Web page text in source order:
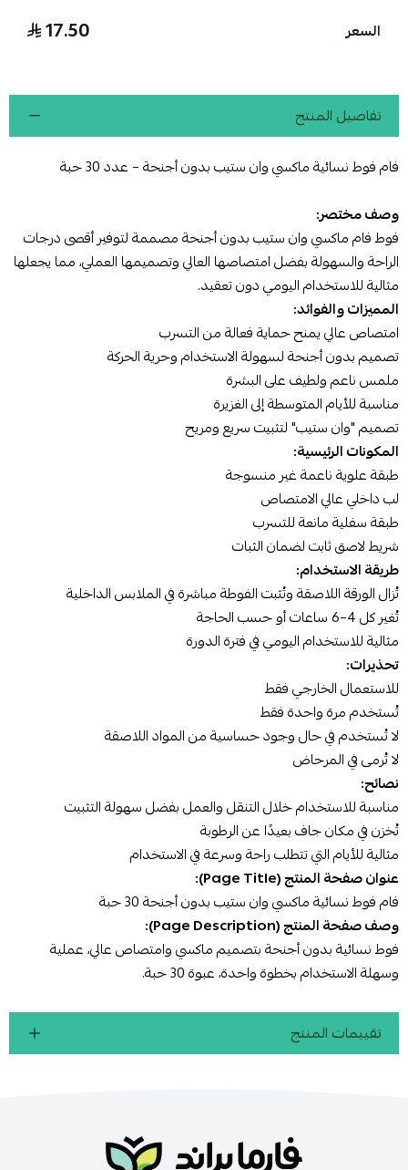
السعر 17.50
تفاصيل المنتج
فام فوط نسائية ماكسي وان ستيب بدون أجنحة – عدد 30 حبة
وصف مختصر:
فوط فام ماكسي وان ستيب بدون أجنحة مصممة لتوفير أقصى درجات
الراحة والسهولة بفضل امتصاصها العالي وتصميمها العملي، مما يجعلها
مثالية للاستخدام اليومي دون تعقيد.
المميزات والفوائد:
امتصاص عالي يمنح حماية فعالة من التسرب
تصميم بدون أجنحة لسهولة الاستخدام وحرية الحركة
ملمس ناعم ولطيف على البشرة
مناسبة للأيام المتوسطة إلى الغزيرة
تصميم "وان ستيب" لتثبيت سريع ومريح
المكونات الرئيسية:
طبقة علوية ناعمة غير منسوجة
لب داخلي عالي الامتصاص
طبقة سفلية مانعة للتسرب
شريط لاصق ثابت لضمان الثبات
طريقة الاستخدام:
تُزال الورقة اللاصقة وتُثبت الفوطة مباشرة في الملابس الداخلية
تُغير كل 4–6 ساعات أو حسب الحاجة
مثالية للاستخدام اليومي في فترة الدورة
تحذيرات:
للاستعمال الخارجي فقط
تُستخدم مرة واحدة فقط
لا تُستخدم في حال وجود حساسية من المواد اللاصقة
لا تُرمى في المرحاض
نصائح:
مناسبة للاستخدام خلال التنقل والعمل بفضل سهولة التثبيت
تُخزن في مكان جاف بعيدًا عن الرطوبة
مثالية للأيام التي تتطلب راحة وسرعة في الاستخدام
عنوان صفحة المنتج (Page Title):
فام فوط نسائية ماكسي وان ستيب بدون أجنحة 30 حبة
وصف صفحة المنتج (Page Description):
فوط نسائية بدون أجنحة بتصميم ماكسي وامتصاص عالي، عملية
وسهلة الاستخدام بخطوة واحدة، عبوة 30 حبة.
تقييمات المنتج